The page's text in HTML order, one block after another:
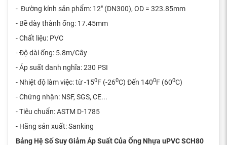
- Đường kính sản phẩm: 12" (DN300), OD = 323.85mm
- Bề dày thành ống: 17.45mm
- Chất liệu: PVC
- Độ dài ống: 5.8m/Cây
- Áp suất danh nghĩa: 230 PSI
- Nhiệt độ làm việc: từ -150F (-260C) Đến 1400F (600C)
- Chứng nhận: NSF, SGS, CE...
- Tiêu chuẩn: ASTM D-1785
- Hãng sản xuất: Sanking
Bảng Hệ Số Suy Giảm Áp Suất Của Ống Nhựa uPVC SCH80